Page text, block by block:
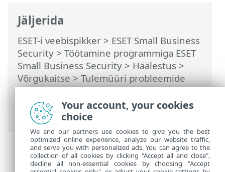
Jäljerida
ESET-i veebispikker > ESET Small Business
Security > Töötamine programmiga ESET
Small Business Security > Häälestus >
Võrgukaitse>Tulemüüri probleemide
lahendamine>Logimine ja reeglite või
erandite loomine logi alusel> Reegli
loomine logi alusel
Your account, your cookies
choice
We and our partners use cookies to give you the best
optimized online experience, analyze our website traffic,
and serve you with personalized ads. You can agree to the
collection of all cookies by clicking "Accept all and close",
decline all non-essential cookies by choosing "Accept